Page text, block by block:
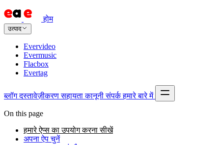
होम
उत्पाद
Evervideo
Evermusic
Flacbox
Evertag
ब्लॉग दस्तावेज़ीकरण सहायता कानूनी संपर्क हमारे बारे में
On this page
हमारे ऐप्स का उपयोग करना सीखें
अपना ऐप चुनें